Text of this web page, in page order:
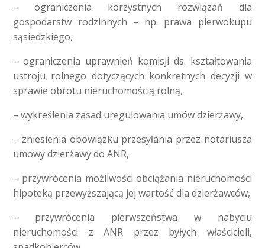
– ograniczenia korzystnych rozwiązań dla
gospodarstw rodzinnych – np. prawa pierwokupu
sąsiedzkiego,
– ograniczenia uprawnień komisji ds. kształtowania
ustroju rolnego dotyczących konkretnych decyzji w
sprawie obrotu nieruchomością rolną,
– wykreślenia zasad uregulowania umów dzierżawy,
– zniesienia obowiązku przesyłania przez notariusza
umowy dzierżawy do ANR,
– przywrócenia możliwości obciążania nieruchomości
hipoteką przewyższającą jej wartość dla dzierżawców,
– przywrócenia pierwszeństwa w nabyciu
nieruchomości z ANR przez byłych właścicieli,